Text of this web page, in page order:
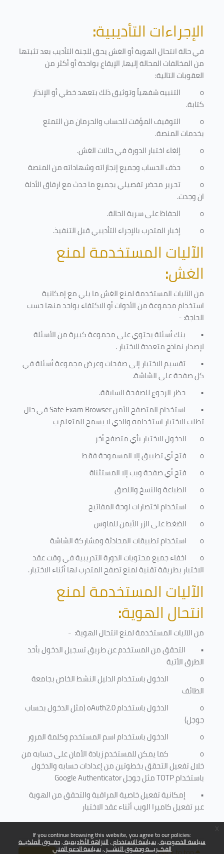
If you continue browsing this website, you agree to our policies:
سياسة الخصوصية سياسة الاستخدام النزاهة الأكاديمية حقــوق الملكيــة
الفكــريـــة وحقـوق النشـــر سياسة الدعم الفني
الإجراءات التأديبية:
في حالة انتحال الهوية أو الغش يحق للجنة التأديب بعد تثبتها
من المخالفات المحالة إليها، الإيقاع بواحدة أو أكثر من
العقوبات التالية:
o
التنبيه شفهياً وتوثيق ذلك بتعهد خطي أو الإنذار
كتابة.
o
التوقيف المؤقت للحساب والحرمان من التمتع
بخدمات المنصة.
o
إلغاء اختبار الدورة في حالات الغش.
o
حذف الحساب وجميع إنجازاته وشهاداته من المنصة
o
تحرير محضر تفصيلي بجميع ما حدث مع ارفاق الأدلة
ان وجدت.
o
الحفاظ على سرية الحالة.
o
إخبار المتدرب بالإجراء التأديبي قبل التنفيذ.
الآليات المستخدمة لمنع
الغش:
من الآليات المستخدمة لمنع الغش ما يلي مع إمكانية
استخدام مجموعة من الأدوات أو الاكتفاء بواحد منها حسب
الحاجة: -
• بنك أسئلة يحتوي على مجموعة كبيرة من الأسئلة
لإصدار نماذج متعددة للاختبار.
• تقسيم الاختبار إلى صفحات وعرض مجموعة أسئلة في
كل صفحة على الشاشة.
• حظر الرجوع للصفحة السابقة.
• استخدام المتصفح الأمنSafe Exam Browserفي حال
تطلب الاختبار استخدامه والذي لا يسمح للمتعلم ب
o
الدخول للاختبار بأي متصفح أخر
o
فتح أي تطبيق إلا المسموحة فقط
o
فتح أي صفحة ويب إلا المستثناة
o
الطباعة والنسخ واللصق
o
استخدام اختصارات لوحة المفاتيح
o
الضغط على الزر الأيمن للماوس
o
استخدام تطبيقات المحادثة ومشاركة الشاشة
o
اخفاء جميع محتويات الدورة التدريبية في وقت عقد
الاختبار بطريقة تقنية لمنع تصفح المتدرب لها أثناء الاختبار.
الآليات المستخدمة لمنع
انتحال الهوية:
من الآليات المستخدمة لمنعانتحال الهوية: -
• التحقق من المستخدم عن طريق تسجيل الدخول بأحد
الطرق الأتية
o
الدخول باستخدام الدليل النشط الخاص بجامعة
الطائف
o
الدخول باستخدامoAuth2.0(مثل الدخول بحساب
جوجل)
o
الدخول باستخدام اسم المستخدم وكلمة المرور
o
كما يمكن للمستخدم زيادة الأمان على حسابه من
خلال تفعيل التحقق بخطوتين من إعدادات حسابه والدخول
باستخدامTOTPمثل جوجلGoogle Authenticator
• إمكانية تفعيل خاصية المراقبة والتحقق من الهوية
عبر تفعيل كاميرا الويب أثناء عقد الاختبار